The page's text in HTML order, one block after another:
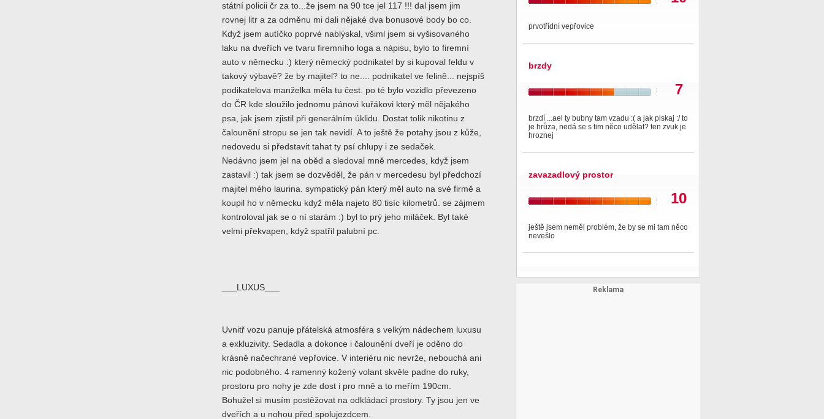
státní policii čr za to...že jsem na 90 tce jel 117 !!! dal jsem jim
rovnej litr a za odměnu mi dali nějaké dva bonusové body bo co.
Když jsem autíčko poprvé nablýskal, všiml jsem si vyšisovaného
laku na dveřích ve tvaru firemního loga a nápisu, bylo to firemní
auto v německu :) který německý podnikatel by si kupoval feldu v
takový výbavě? že by majitel? to ne.... podnikatel ve felině... nejspíš
podikatelova manželka měla tu čest. po té bylo vozidlo převezeno
do ČR kde sloužilo jednomu pánovi kuřákovi který měl nějakého
psa, jak jsem zjistil při generálním úklidu. Dostat tolik nikotinu z
čalounění stropu se jen tak nevidí. A to ještě že potahy jsou z kůže,
nedovedu si představit tahat ty psí chlupy i ze sedaček.
Nedávno jsem jel na oběd a sledoval mně mercedes, když jsem
zastavil :) tak jsem se dozvěděl, že pán v mercedesu byl předchozí
majitel mého laurina. sympatický pán který měl auto na své firmě a
koupil ho v německu když měla najeto 80 tisíc kilometrů. se zájmem
kontroloval jak se o ní starám :) byl to prý jeho miláček. Byl také
velmi překvapen, když spatřil palubní pc.
___LUXUS___
Uvnitř vozu panuje přátelská atmosféra s velkým nádechem luxusu
a exkluzivity. Sedadla a dokonce i čalounění dveří je oděno do
krásně načechrané vepřovice. V interiéru nic nevrže, nebouchá ani
nic podobného. 4 ramenný kožený volant skvěle padne do ruky,
prostoru pro nohy je zde dost i pro mně a to meřím 190cm.
Bohužel si musím postěžovat na odkládací prostory. Ty jsou jen ve
dveřích a u nohou před spolujezdcem.
prvotřídní vepřovice
brzdy
7
brzdí ...ael ty bubny tam vzadu :( a jak piskaj :/ to
je hrůza, nedá se s tim něco udělat? ten zvuk je
hroznej
zavazadlový prostor
10
ještě jsem neměl problém, že by se mi tam něco
nevešlo